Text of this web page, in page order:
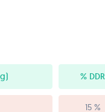
% DDR
15 %